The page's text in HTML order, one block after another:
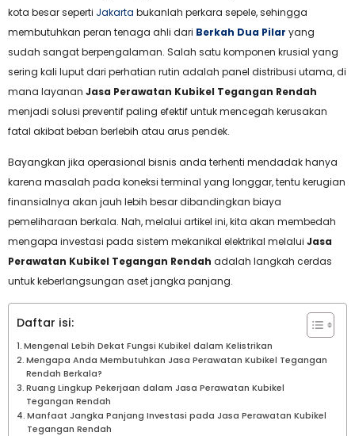
kota besar seperti Jakarta bukanlah perkara sepele, sehingga
membutuhkan peran tenaga ahli dari Berkah Dua Pilar yang
sudah sangat berpengalaman. Salah satu komponen krusial yang
sering kali luput dari perhatian rutin adalah panel distribusi utama, di
mana layanan Jasa Perawatan Kubikel Tegangan Rendah
menjadi solusi preventif paling efektif untuk mencegah kerusakan
fatal akibat beban berlebih atau arus pendek.
Bayangkan jika operasional bisnis anda terhenti mendadak hanya
karena masalah pada koneksi terminal yang longgar, tentu kerugian
finansialnya akan jauh lebih besar dibandingkan biaya
pemeliharaan berkala. Nah, melalui artikel ini, kita akan membedah
mengapa investasi pada sistem mekanikal elektrikal melalui Jasa
Perawatan Kubikel Tegangan Rendah adalah langkah cerdas
untuk keberlangsungan aset jangka panjang.
Daftar isi:
Mengenal Lebih Dekat Fungsi Kubikel dalam Kelistrikan
Mengapa Anda Membutuhkan Jasa Perawatan Kubikel Tegangan
Rendah Berkala?
Ruang Lingkup Pekerjaan dalam Jasa Perawatan Kubikel
Tegangan Rendah
Manfaat Jangka Panjang Investasi pada Jasa Perawatan Kubikel
Tegangan Rendah